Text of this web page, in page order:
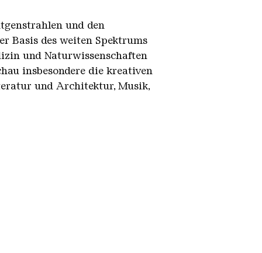
und den
Basis des weiten Spektrums
und Naturwissenschaften
insbesondere die kreativen
und Architektur, Musik,